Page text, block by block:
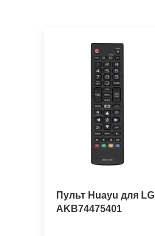
Пульт Huayu для LG
AKB74475401